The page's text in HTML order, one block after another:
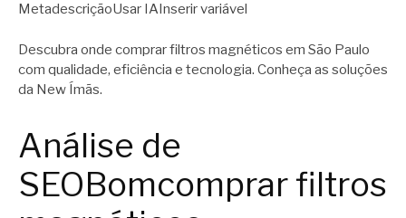
MetadescriçãoUsar IAInserir variável
Descubra onde comprar filtros magnéticos em São Paulo
com qualidade, eficiência e tecnologia. Conheça as soluções
da New Ímãs.
Análise de
SEOBomcomprar filtros